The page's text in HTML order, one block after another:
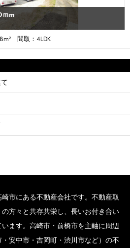
ｍm
間取：4LDK
市にある不動産会社です。不動産取
方々と共存共栄し、長いお付き合い
ます。高崎市・前橋市を主軸に周辺
・安中市・吉岡町・渋川市など）の不